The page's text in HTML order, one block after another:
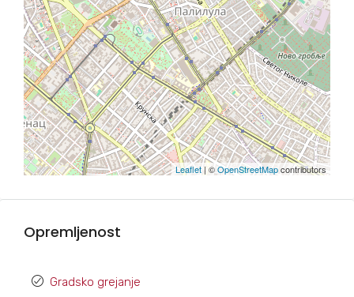
Leaflet | ©OpenStreetMapcontributors
Opremljenost
Gradsko grejanje